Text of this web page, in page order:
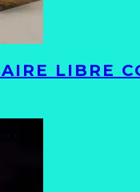
LIBRE